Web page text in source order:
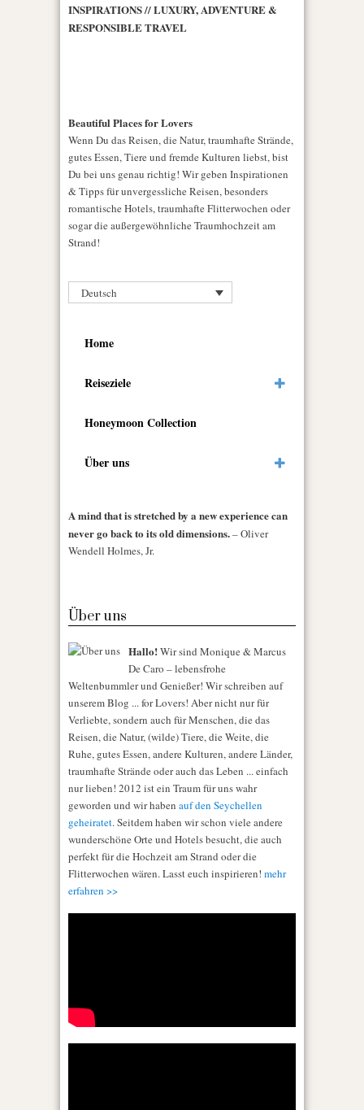
INSPIRATIONS // LUXURY, ADVENTURE &
RESPONSIBLE TRAVEL
Beautiful Places for Lovers
Wenn Du das Reisen, die Natur, traumhafte Strände,
gutes Essen, Tiere und fremde Kulturen liebst, bist
Du bei uns genau richtig! Wir geben Inspirationen
& Tipps für unvergessliche Reisen, besonders
romantische Hotels, traumhafte Flitterwochen oder
sogar die außergewöhnliche Traumhochzeit am
Strand!
Deutsch
Home
Reiseziele
Honeymoon Collection
Über uns
A mind that is stretched by a new experience can
never go back to its old dimensions.– Oliver
Wendell Holmes, Jr.
Über uns
Hallo!Wir sind Monique & Marcus
De Caro – lebensfrohe
Weltenbummler und Genießer! Wir schreiben auf
unserem Blog ... for Lovers! Aber nicht nur für
Verliebte, sondern auch für Menschen, die das
Reisen, die Natur, (wilde) Tiere, die Weite, die
Ruhe, gutes Essen, andere Kulturen, andere Länder,
traumhafte Strände oder auch das Leben ... einfach
nur lieben! 2012 ist ein Traum für uns wahr
geworden und wir haben auf den Seychellen
geheiratet. Seitdem haben wir schon viele andere
wunderschöne Orte und Hotels besucht, die auch
perfekt für die Hochzeit am Strand oder die
Flitterwochen wären. Lasst euch inspirieren! mehr
erfahren >>